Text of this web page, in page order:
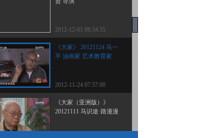
2012-12-01 08:34:35
《大家》 20121124 马一
平 油画家 艺术教育家
2012-11-24 07:57:00
《大家（亚洲版）》
20121111 马识途·路漫漫